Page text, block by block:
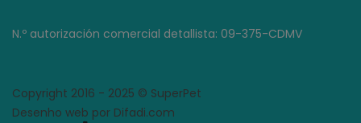
N.º autorización comercial detallista: 09-375-CDMV
Copyright 2016 - 2025 © SuperPet
Desenho web por Difadi.com